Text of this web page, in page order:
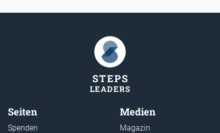
STEPS
LEADERS
Seiten
Spenden
Medien
Magazin